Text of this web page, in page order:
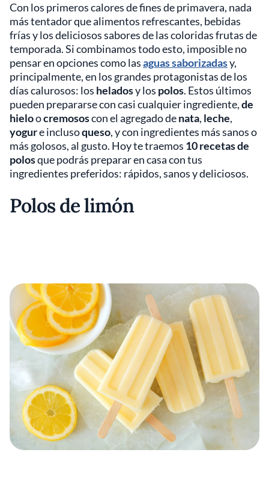
Con los primeros calores de fines de primavera, nada
más tentador que alimentos refrescantes, bebidas
frías y los deliciosos sabores de las coloridas frutas de
temporada. Si combinamos todo esto, imposible no
pensar en opciones como lasaguas saborizadasy,
principalmente, en los grandes protagonistas de los
días calurosos: los heladosy los polos. Estos últimos
pueden prepararse con casi cualquier ingrediente,de
hieloocremososcon el agregado denata, leche,
yogure inclusoqueso, y con ingredientes más sanos o
más golosos, al gusto. Hoy te traemos 10 recetas de
polosque podrás preparar en casa con tus
ingredientes preferidos: rápidos, sanos y deliciosos.
Polos de limón